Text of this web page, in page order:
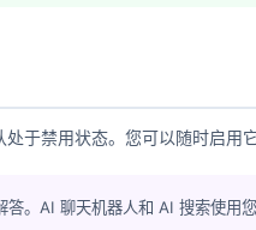
于禁用状态。您可以随时启用
答。AI 聊天机器人和 AI 搜索使用